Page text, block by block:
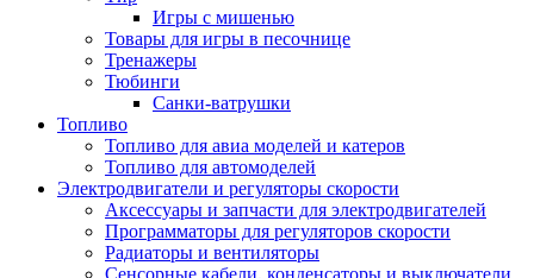
Игры с мишенью
Товары для игры в песочнице
Тренажеры
Тюбинги
Санки-ватрушки
Топливо
Топливо для авиа моделей и катеров
Топливо для автомоделей
Электродвигатели и регуляторы скорости
Аксессуары и запчасти для электродвигателей
Программаторы для регуляторов скорости
Радиаторы и вентиляторы
Сенсорные кабели, конденсаторы и выключатели